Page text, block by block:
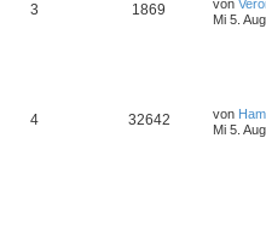
3 1869 von
Mi 5.
4 32642 von
Mi 5.